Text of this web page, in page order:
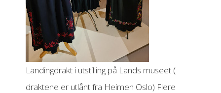
Landingdrakt i utstilling på Lands museet (
draktene er utlånt fra Heimen Oslo) Flere